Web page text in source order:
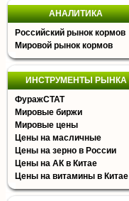
АНАЛИТИКА
Российский рынок кормов
Мировой рынок кормов
ИНСТРУМЕНТЫ РЫНКА
ФуражСТАТ
Мировые биржи
Мировые цены
Цены на масличные
Цены на зерно в России
Цены на АК в Китае
Цены на витамины в Китае